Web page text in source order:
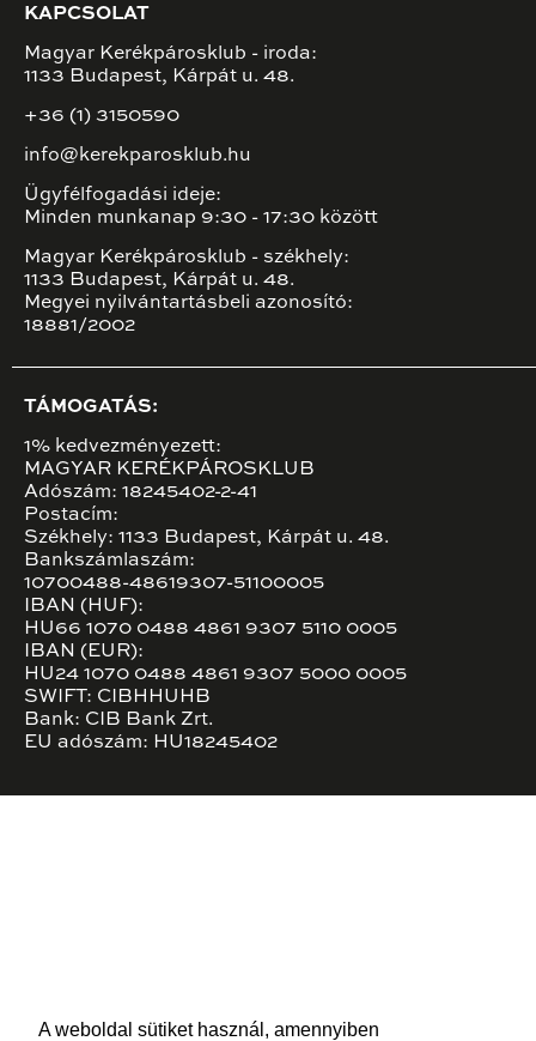
A weboldal sütiket használ, amennyiben
KAPCSOLAT
Magyar Kerékpárosklub - iroda:
1133 Budapest, Kárpát u. 48.
+36 (1) 3150590
info@kerekparosklub.hu
Ügyfélfogadási ideje:
Minden munkanap 9:30 - 17:30 között
Magyar Kerékpárosklub - székhely:
1133 Budapest, Kárpát u. 48.
Megyei nyilvántartásbeli azonosító:
18881/2002
TÁMOGATÁS:
1% kedvezményezett:
MAGYAR KERÉKPÁROSKLUB
Adószám: 18245402-2-41
Postacím:
Székhely: 1133 Budapest, Kárpát u. 48.
Bankszámlaszám:
10700488-48619307-51100005
IBAN (HUF):
HU66 1070 0488 4861 9307 5110 0005
IBAN (EUR):
HU24 1070 0488 4861 9307 5000 0005
SWIFT: CIBHHUHB
Bank: CIB Bank Zrt.
EU adószám: HU18245402